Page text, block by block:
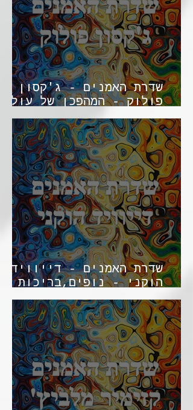
שדרת האמנים - ג'קסון
פולוק - המהפכן של עולם
הציור מחדש של הציור
שדרת האמנים - דייוויד
הוקני - נופים,בריכות
שחייה והמצאה מחדש של
הציור